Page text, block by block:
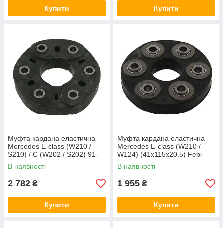
Купити Купити
Муфта кардана еластична
Mercedes E-class (W210 /
S210) / C (W202 / S202) 91-
05 (59x144x30) Febi Bilstein
03486
В наявності
2 782 ₴
Купити
Муфта кардана еластична
Mercedes E-class (W210 /
W124) (41x115x20.5) Febi
Bilstein 03918
В наявності
1 955 ₴
Купити